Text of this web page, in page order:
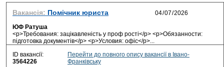
Вакансія: Помічник юриста
ЮФ Ратуша
<p>Требования: зацікавленість у проф рості</p> <p>Обязанности:
підготовка документів</p> <p>Условия: офіс</p>...
ID вакансії:
3564226
Перейти до повного опису вакансії в Івано-
Франківську